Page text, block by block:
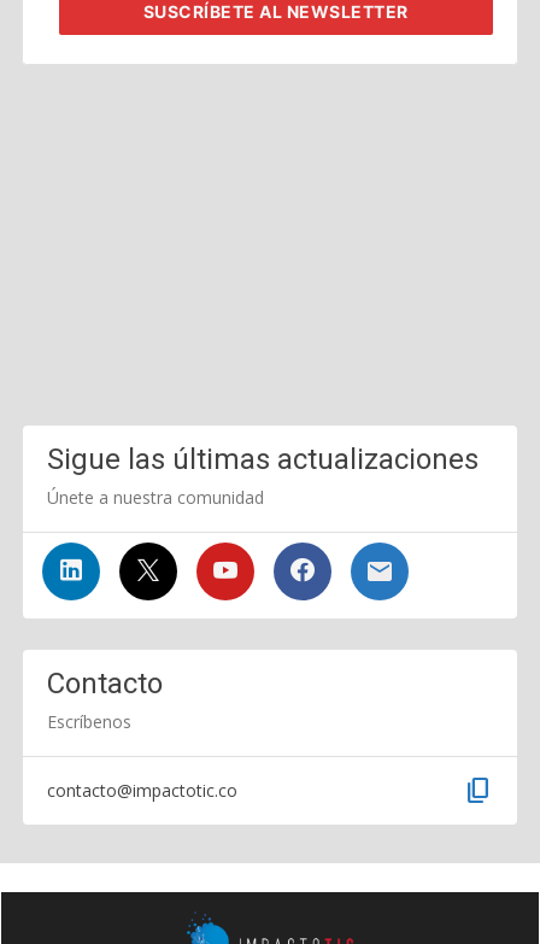
SUSCRÍBETEAL NEWSLETTER
Sigue las últimas actualizaciones
Únete a nuestra comunidad
Contacto
Escríbenos
contacto@impactotic.co content_copy